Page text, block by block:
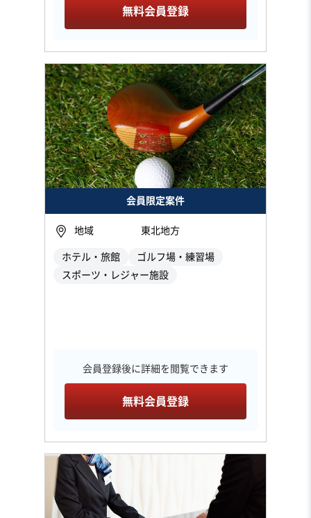
無料会員登録
会員限定案件
地域 東北地方
ホテル・旅館
ゴルフ場・練習場
スポーツ・レジャー施設
会員登録後に詳細を閲覧できます
無料会員登録